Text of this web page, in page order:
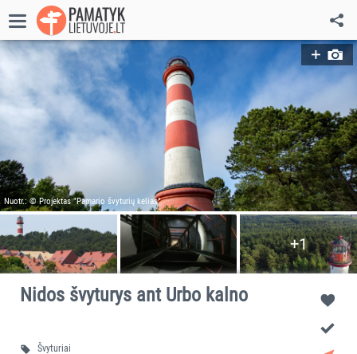
Nidos švyturys ant Urbo kalno
Švyturiai
Nuotr.: © Projektas "Pamario švyturių kelias"
+1